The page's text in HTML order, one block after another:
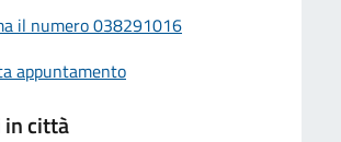
il numero 038291016
appuntamento
città